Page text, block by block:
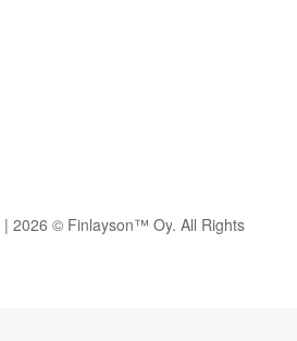
| 2026 © Finlayson™ Oy. All Rights